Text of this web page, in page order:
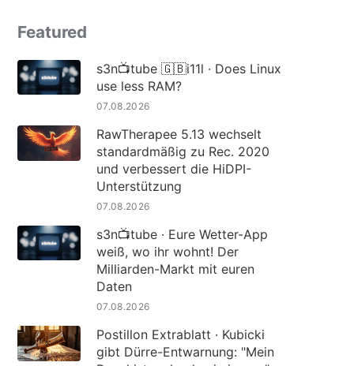
Featured
s3n📺tube 🇬🇧i11l · Does Linux
use less RAM?
07.08.2026
RawTherapee 5.13 wechselt
standardmäßig zu Rec. 2020
und verbessert die HiDPI-
Unterstützung
07.08.2026
s3n📺tube · Eure Wetter-App
weiß, wo ihr wohnt! Der
Milliarden-Markt mit euren
Daten
07.08.2026
Postillon Extrablatt · Kubicki
gibt Dürre-Entwarnung: "Mein